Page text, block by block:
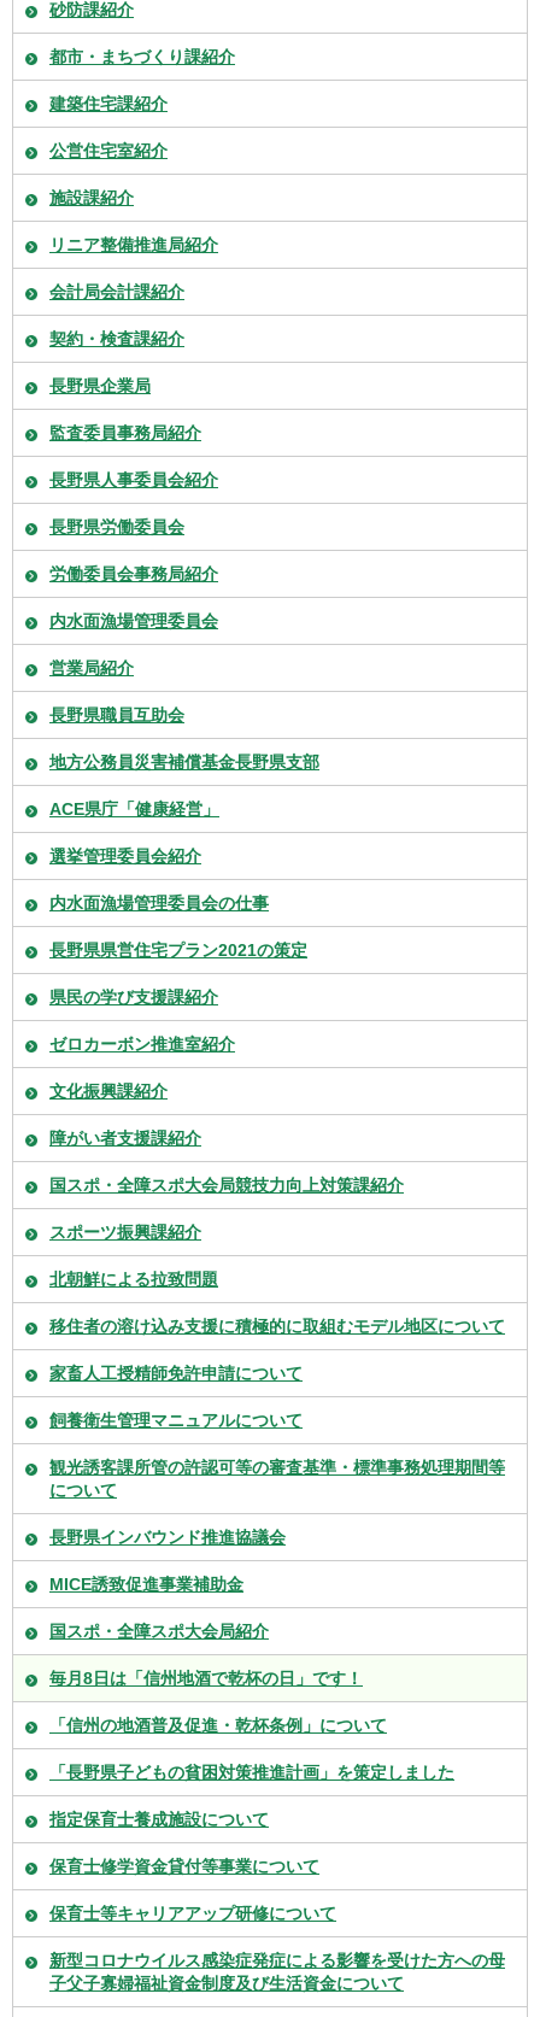
砂防課紹介
都市・まちづくり課紹介
建築住宅課紹介
公営住宅室紹介
施設課紹介
リニア整備推進局紹介
会計局会計課紹介
契約・検査課紹介
長野県企業局
監査委員事務局紹介
長野県人事委員会紹介
長野県労働委員会
労働委員会事務局紹介
内水面漁場管理委員会
営業局紹介
長野県職員互助会
地方公務員災害補償基金長野県支部
ACE県庁「健康経営」
選挙管理委員会紹介
内水面漁場管理委員会の仕事
長野県県営住宅プラン2021の策定
県民の学び支援課紹介
ゼロカーボン推進室紹介
文化振興課紹介
障がい者支援課紹介
国スポ・全障スポ大会局競技力向上対策課紹介
スポーツ振興課紹介
北朝鮮による拉致問題
移住者の溶け込み支援に積極的に取組むモデル地区について
家畜人工授精師免許申請について
飼養衛生管理マニュアルについて
観光誘客課所管の許認可等の審査基準・標準事務処理期間等
について
長野県インバウンド推進協議会
MICE誘致促進事業補助金
国スポ・全障スポ大会局紹介
毎月8日は「信州地酒で乾杯の日」です！
「信州の地酒普及促進・乾杯条例」について
「長野県子どもの貧困対策推進計画」を策定しました
指定保育士養成施設について
保育士修学資金貸付等事業について
保育士等キャリアアップ研修について
新型コロナウイルス感染症発症による影響を受けた方への母
子父子寡婦福祉資金制度及び生活資金について